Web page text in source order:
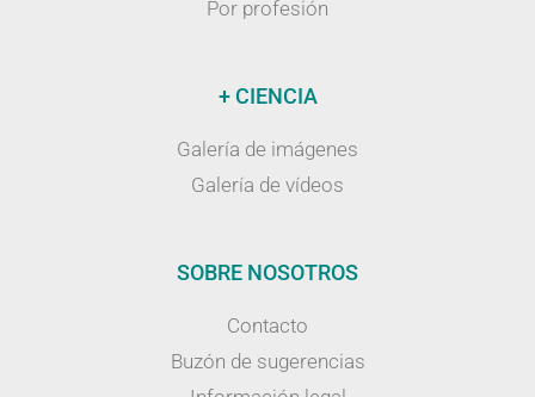
Por profesión
+ CIENCIA
Galería de imágenes
Galería de vídeos
SOBRE NOSOTROS
Contacto
Buzón de sugerencias